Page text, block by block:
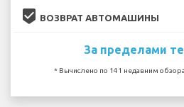
beenhere ВОЗВРАТ АВТОМАШИНЫ
За пределами
* Вычислено по 141 недавним